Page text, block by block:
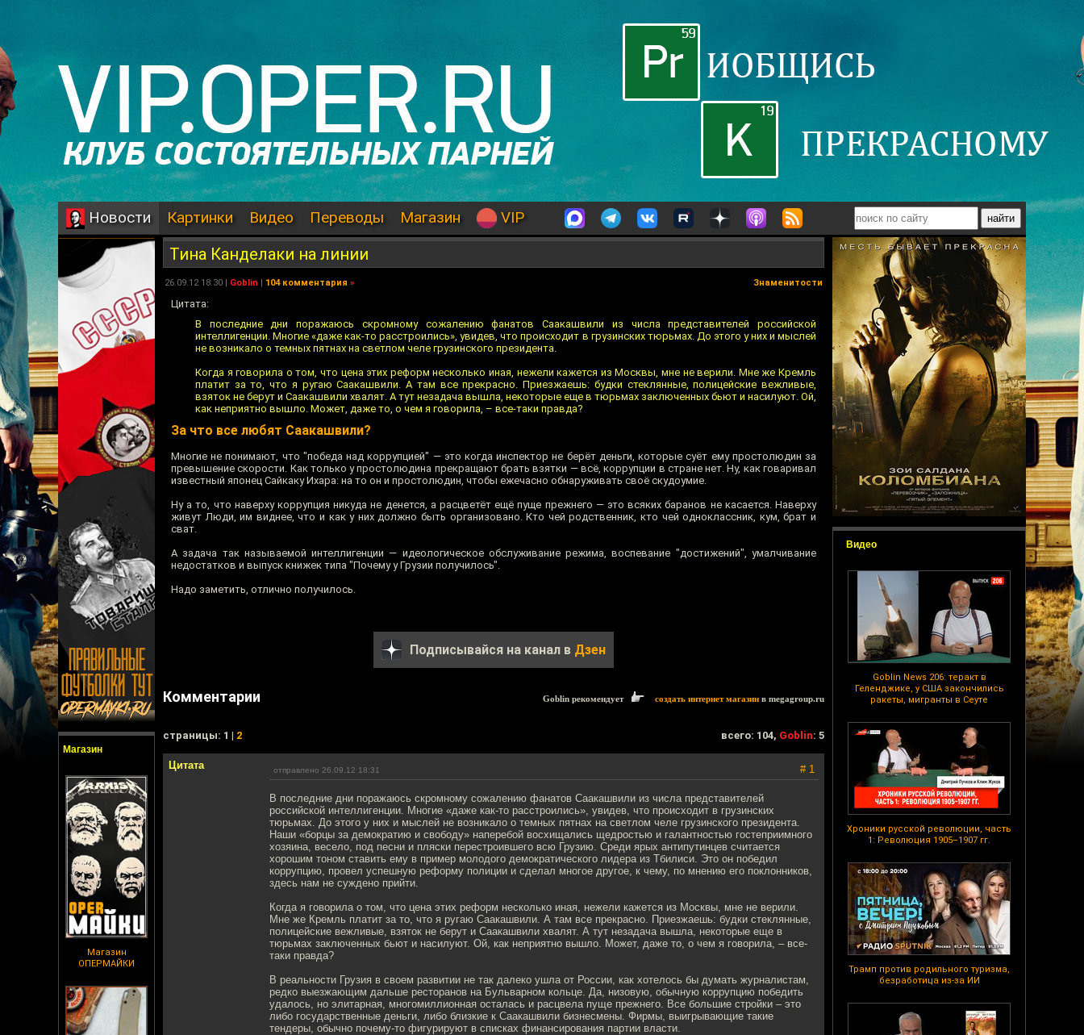
Новости Картинки Видео Переводы Магазин VIP
Магазин
Магазин
ОПЕРМАЙКИ
Видео
Goblin News 206: теракт в
Геленджике, у США закончились
ракеты, мигранты в Сеуте
Хроники русской революции, часть
1: Революция 1905–1907 гг.
Трамп против родильного туризма,
безработица из-за ИИ
Тина Канделаки на линии
26.09.12 18:30 | Goblin | 104 комментария » Знаменитости
Цитата:
В последние дни поражаюсь скромному сожалению фанатов Саакашвили из числа представителей российской
интеллигенции. Многие «даже как-то расстроились», увидев, что происходит в грузинских тюрьмах. До этого у них и мыслей
не возникало о темных пятнах на светлом челе грузинского президента.
Когда я говорила о том, что цена этих реформ несколько иная, нежели кажется из Москвы, мне не верили. Мне же Кремль
платит за то, что я ругаю Саакашвили. А там все прекрасно. Приезжаешь: будки стеклянные, полицейские вежливые,
взяток не берут и Саакашвили хвалят. А тут незадача вышла, некоторые еще в тюрьмах заключенных бьют и насилуют. Ой,
как неприятно вышло. Может, даже то, о чем я говорила, – все-таки правда?
За что все любят Саакашвили?
Многие не понимают, что "победа над коррупцией" — это когда инспектор не берёт деньги, которые суёт ему простолюдин за
превышение скорости. Как только у простолюдина прекращают брать взятки — всё, коррупции в стране нет. Ну, как говаривал
известный японец Сайкаку Ихара: на то он и простолюдин, чтобы ежечасно обнаруживать своё скудоумие.
Ну а то, что наверху коррупция никуда не денется, а расцветёт ещё пуще прежнего — это всяких баранов не касается. Наверху
живут Люди, им виднее, что и как у них должно быть организовано. Кто чей родственник, кто чей одноклассник, кум, брат и
сват.
А задача так называемой интеллигенции — идеологическое обслуживание режима, воспевание "достижений", умалчивание
недостатков и выпуск книжек типа "Почему у Грузии получилось".
Надо заметить, отлично получилось.
Подписывайся на канал в Дзен
Комментарии Goblin рекомендует создать интернет магазин в megagroup.ru
cтраницы: 1 | 2 всего: 104, Goblin: 5
Цитата отправлено 26.09.12 18:31 # 1
В последние дни поражаюсь скромному сожалению фанатов Саакашвили из числа представителей
российской интеллигенции. Многие «даже как-то расстроились», увидев, что происходит в грузинских
тюрьмах. До этого у них и мыслей не возникало о темных пятнах на светлом челе грузинского президента.
Наши «борцы за демократию и свободу» наперебой восхищались щедростью и галантностью гостеприимного
хозяина, весело, под песни и пляски перестроившего всю Грузию. Среди ярых антипутинцев считается
хорошим тоном ставить ему в пример молодого демократического лидера из Тбилиси. Это он победил
коррупцию, провел успешную реформу полиции и сделал многое другое, к чему, по мнению его поклонников,
здесь нам не суждено прийти.
Когда я говорила о том, что цена этих реформ несколько иная, нежели кажется из Москвы, мне не верили.
Мне же Кремль платит за то, что я ругаю Саакашвили. А там все прекрасно. Приезжаешь: будки стеклянные,
полицейские вежливые, взяток не берут и Саакашвили хвалят. А тут незадача вышла, некоторые еще в
тюрьмах заключенных бьют и насилуют. Ой, как неприятно вышло. Может, даже то, о чем я говорила, – все-
таки правда?
В реальности Грузия в своем развитии не так далеко ушла от России, как хотелось бы думать журналистам,
редко выезжающим дальше ресторанов на Бульварном кольце. Да, низовую, обычную коррупцию победить
удалось, но элитарная, многомиллионная осталась и расцвела пуще прежнего. Все большие стройки – это
либо государственные деньги, либо близкие к Саакашвили бизнесмены. Фирмы, выигрывающие такие
тендеры, обычно почему-то фигурируют в списках финансирования партии власти.